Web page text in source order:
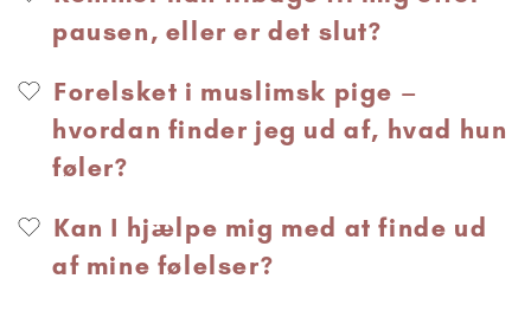
pausen, eller er det slut?
Forelsket i muslimsk pige –
hvordan finder jeg ud af, hvad hun
føler?
Kan I hjælpe mig med at finde ud
af mine følelser?